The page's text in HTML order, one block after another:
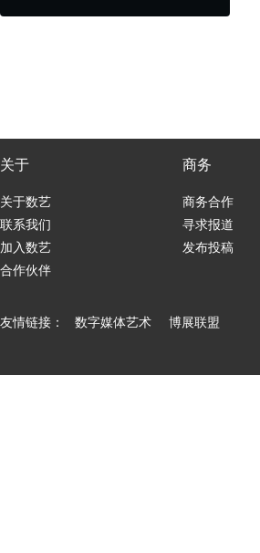
关于
关于数艺
联系我们
加入数艺
合作伙伴
商务
商务合作
寻求报道
发布投稿
友情链接： 数字媒体艺术 博展联盟